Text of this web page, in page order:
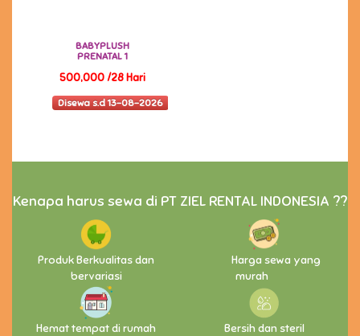
BABYPLUSH
PRENATAL 1
500,000 /28 Hari
Disewa s.d 13-08-2026
Kenapa harus sewa di PT ZIEL RENTAL INDONESIA ??
Produk Berkualitas dan
bervariasi
Harga sewa yang
murah
Hemat tempat di rumah Bersih dan steril